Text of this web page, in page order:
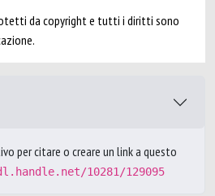
da copyright e tutti i diritti sono
per citare o creare un link a questo
10281/129095